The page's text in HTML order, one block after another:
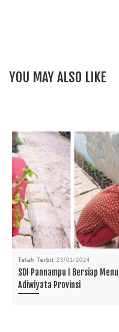
YOU MAY ALSO LIKE
Telah Terbit23/01/2024
SDI Pannampu I Bersiap
Adiwiyata Provinsi